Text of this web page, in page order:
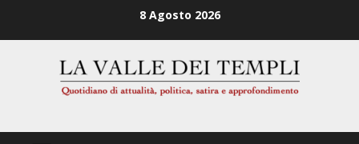
8 Agosto 2026